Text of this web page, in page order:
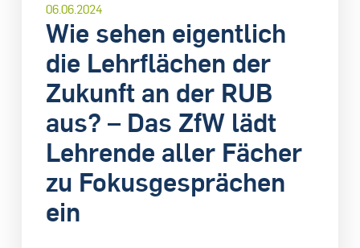
06.06.2024
Wie sehen eigentlich
die Lehrflächen der
Zukunft an der RUB
aus? – Das ZfW lädt
Lehrende aller Fächer
zu Fokusgesprächen
ein